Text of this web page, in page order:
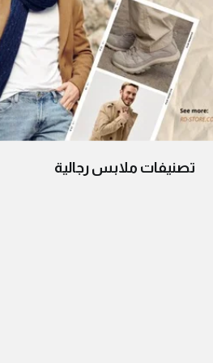
تصنيفات ملابس رجالية